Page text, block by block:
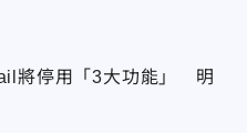
將停用「3大功能」 明